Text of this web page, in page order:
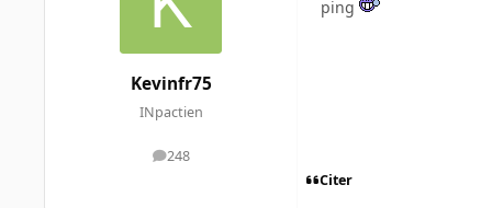
Kevinfr75
INpactien
248
messages
ping
Citer